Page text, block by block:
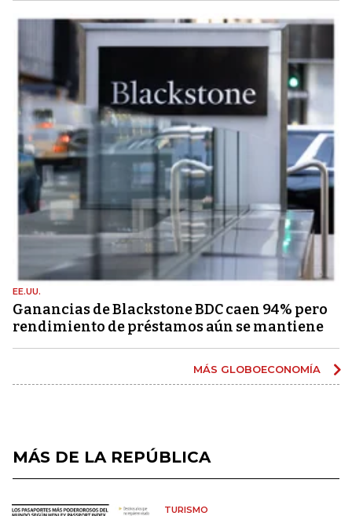
EE.UU.
Ganancias de Blackstone BDC caen 94% pero
rendimiento de préstamos aún se mantiene
MÁS GLOBOECONOMÍA
MÁS DE LA REPÚBLICA
TURISMO